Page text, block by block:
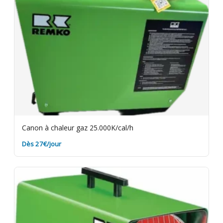
Canon à chaleur gaz 25.000K/cal/h
Dès 27€/jour